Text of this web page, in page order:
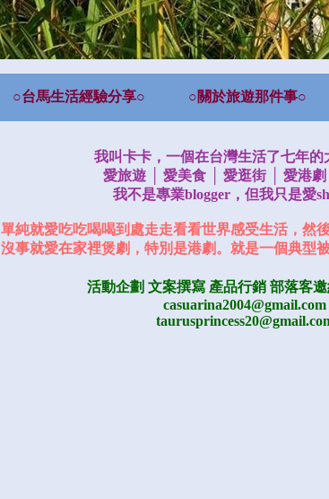
○台馬生活經驗分享○ ○關於旅遊那件事○
我叫卡卡，一個在台灣生活了七年的
愛旅遊 │ 愛美食 │ 愛逛街 │ 愛港
我不是專業blogger，但我只是愛
單純就愛吃吃喝喝到處走走看看世界感受生活，然
沒事就愛在家裡煲劇，特別是港劇。就是一個典型
活動企劃 文案撰寫 產品行銷 部落客
casuarina2004@gmail.com